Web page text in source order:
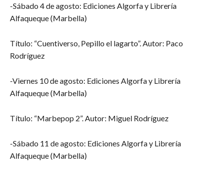
-Sábado 4 de agosto: Ediciones Algorfa y Librería
Alfaqueque (Marbella)
Título: “Cuentiverso, Pepillo el lagarto”. Autor: Paco
Rodríguez
-Viernes 10 de agosto: Ediciones Algorfa y Librería
Alfaqueque (Marbella)
Título: “Marbepop 2”. Autor: Miguel Rodríguez
-Sábado 11 de agosto: Ediciones Algorfa y Librería
Alfaqueque (Marbella)